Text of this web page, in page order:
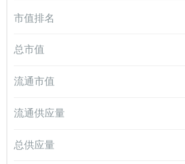
市值排名
总市值
流通市值
流通供应量
总供应量